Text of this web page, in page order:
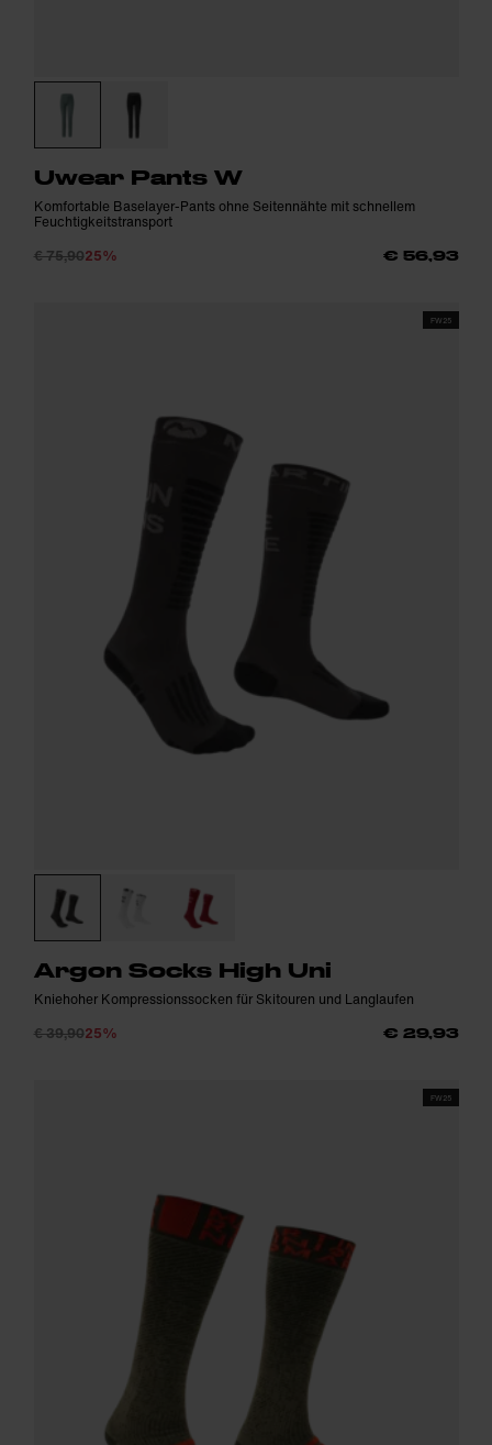
Uwear Pants W
Komfortable Baselayer-Pants ohne Seitennähte mit schnellem
Feuchtigkeitstransport
€ 75,9025% € 56,93
FW25
Argon Socks High Uni
Kniehoher Kompressionssocken für Skitouren und Langlaufen
€ 39,9025% € 29,93
FW25